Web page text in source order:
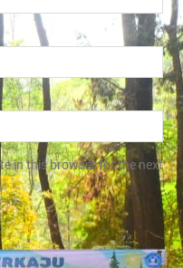
in this browser for the next